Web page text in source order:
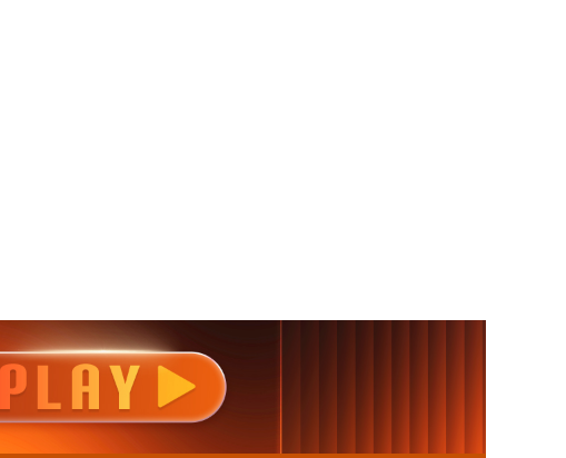
Casio Unisex AQ-
230EL-1ADF
2.117.000₫
1.799.450₫
Mua ngay